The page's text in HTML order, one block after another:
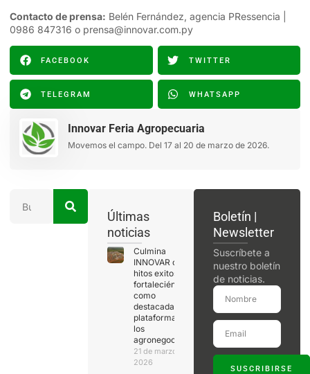
Contacto de prensa: Belén Fernández, agencia PRessencia |
0986 847316 o prensa@innovar.com.py
FACEBOOK TWITTER
TELEGRAM WHATSAPP
Innovar Feria Agropecuaria
Movemos el campo. Del 17 al 20 de marzo de 2026.
Últimas
noticias
Culmina
INNOVAR con
hitos exitosos,
fortaleciéndose
como
destacada
plataforma de
los
agronegocios
21 de marzo de
2026
Boletín |
Newsletter
Suscríbete a
nuestro boletín
de noticias.
SUSCRIBIRSE